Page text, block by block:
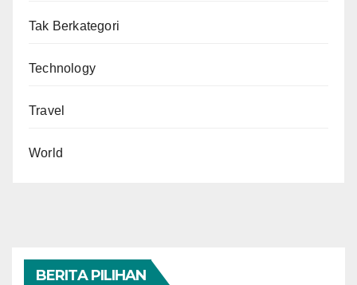
Tak Berkategori
Technology
Travel
World
BERITA PILIHAN